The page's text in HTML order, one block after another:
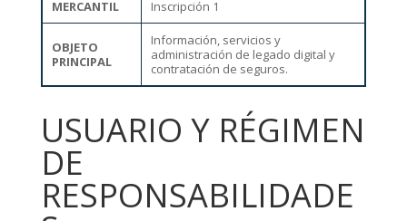
MERCANTIL
Inscripción 1
OBJETO
PRINCIPAL
Información, servicios y
administración de legado digital y
contratación de seguros.
USUARIO Y RÉGIMEN
DE
RESPONSABILIDADE